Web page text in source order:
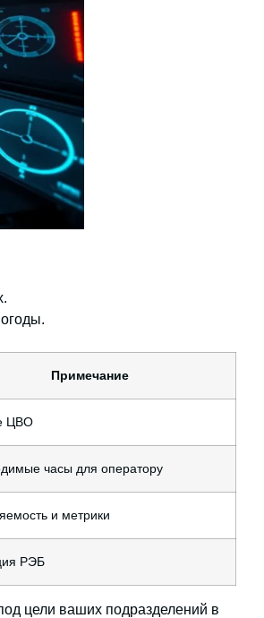
Примечание
ЦВО
часы для оператору
и метрики
РЭБ
цели ваших подразделений в